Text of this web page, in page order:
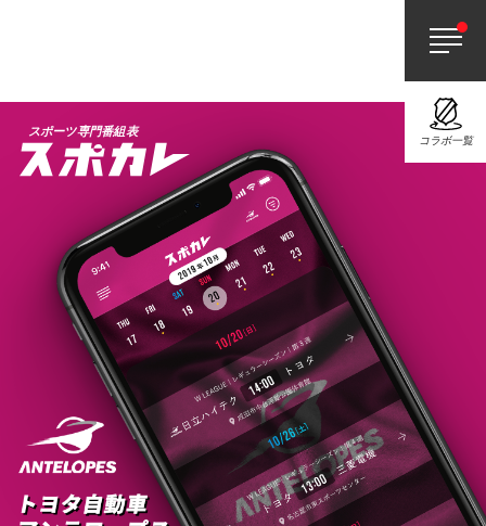
コラボ一覧
スポーツ専門番組表